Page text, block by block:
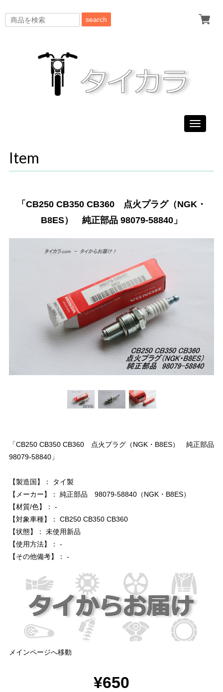
search
Toggle
Item
「CB250 CB350 CB360 点火プラグ（NGK・
B8ES） 純正部品 98079-58840」
「CB250 CB350 CB360 点火プラグ（NGK・B8ES） 純正部品
98079-58840」
【製造国】： タイ製
【メーカー】： 純正部品 98079-58840（NGK・B8ES）
【材質/色】： -
【対象車種】： CB250 CB350 CB360
【状態】： 未使用新品
【使用方法】： -
【その他備考】： -
メインページへ移動
¥650